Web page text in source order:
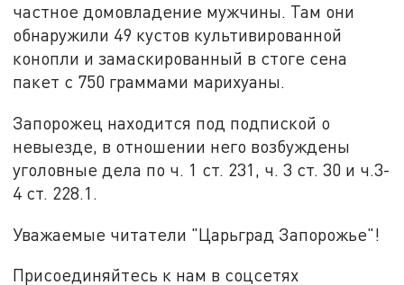
частное домовладение мужчины. Там они
обнаружили 49 кустов культивированной
конопли и замаскированный в стоге сена
пакет с 750 граммами марихуаны.
Запорожец находится под подпиской о
невыезде, в отношении него возбуждены
уголовные дела по ч. 1 ст. 231, ч. 3 ст. 30 и ч.3-
4 ст. 228.1.
Уважаемые читатели "Царьград Запорожье"!
Присоединяйтесь к нам в соцсетях